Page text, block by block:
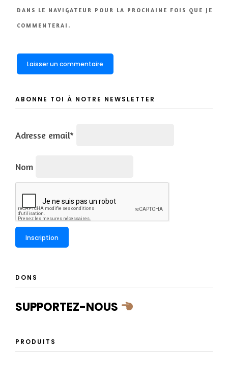
DANS LE NAVIGATEUR POUR LA PROCHAINE FOIS QUE JE
COMMENTERAI.
ABONNE TOI À NOTRE NEWSLETTER
Adresse email*
Nom
DONS
SUPPORTEZ-NOUS
PRODUITS